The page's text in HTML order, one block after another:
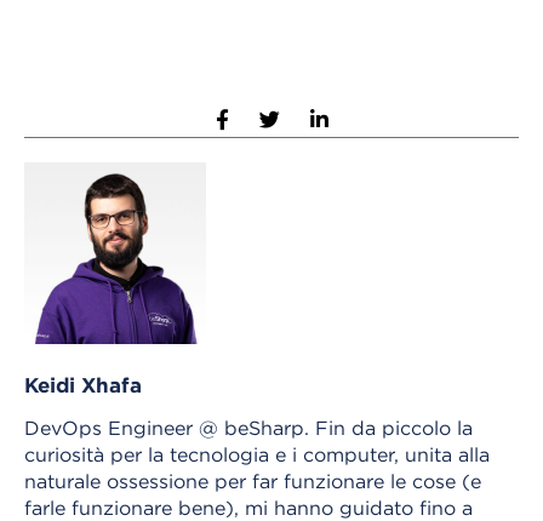
Keidi Xhafa
DevOps Engineer @ beSharp. Fin da piccolo la
curiosità per la tecnologia e i computer, unita alla
naturale ossessione per far funzionare le cose (e
farle funzionare bene), mi hanno guidato fino a